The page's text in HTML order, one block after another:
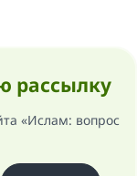
рассылку
«Ислам: вопрос